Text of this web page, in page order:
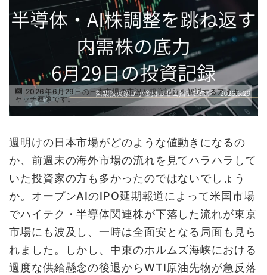
2026年6月29日の日本市場の市況と投資記録を解説するアイキ
ャッチ画像です。
週明けの日本市場がどのような値動きになるの
か、前週末の海外市場の流れを見てハラハラして
いた投資家の方も多かったのではないでしょう
か。オープンAIのIPO延期報道によって米国市場
でハイテク・半導体関連株が下落した流れが東京
市場にも波及し、一時は全面安となる局面も見ら
れました。しかし、中東のホルムズ海峡における
過度な供給懸念の後退からWTI原油先物が急反落